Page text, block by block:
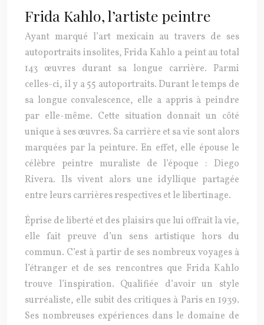
Frida Kahlo, l’artiste peintre
Ayant marqué l’art mexicain au travers de ses
autoportraits insolites, Frida Kahlo a peint au total
143 œuvres durant sa longue carrière. Parmi
celles-ci, il y a 55 autoportraits. Durant le temps de
sa longue convalescence, elle a appris à peindre
par elle-même. Cette situation donnait un côté
unique à ses œuvres. Sa carrière et sa vie sont alors
marquées par la peinture. En effet, elle épouse le
célèbre peintre muraliste de l’époque : Diego
Rivera. Ils vivent alors une idyllique partagée
entre leurs carrières respectives et le libertinage.
Éprise de liberté et des plaisirs que lui offrait la vie,
elle fait preuve d’un sens artistique hors du
commun. C’est à partir de ses nombreux voyages à
l’étranger et de ses rencontres que Frida Kahlo
trouve l’inspiration. Qualifiée d’avoir un style
surréaliste, elle subit des critiques à Paris en 1939.
Ses nombreuses expériences dans le domaine de